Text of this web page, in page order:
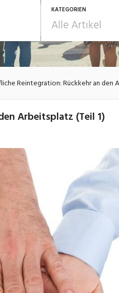
KATEGORIEN
/ Weiterbildung
Reintegration: Rückkehr an den
Arbeitsplatz (Teil 1)